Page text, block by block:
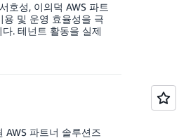
호성, 이의덕 AWS 파트
용 및 운영 효율성을 극
. 테넌트 활동을 실제
파트너 솔루션즈